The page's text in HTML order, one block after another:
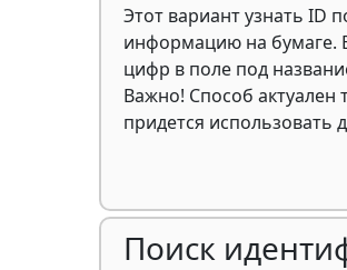
Этот вариант узнать
информацию на бумаге.
цифр в поле под
Важно! Способ актуален
придется использовать
Поиск